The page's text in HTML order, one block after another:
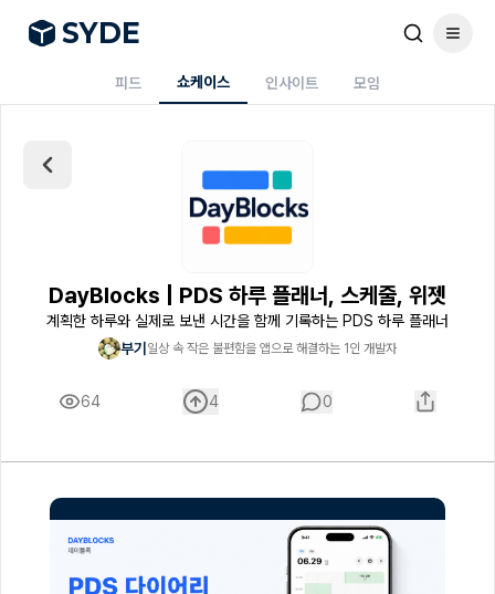
SYDE
피드 쇼케이스 인사이트 모임
DayBlocks | PDS 하루 플래너, 스케줄, 위젯
계획한 하루와 실제로 보낸 시간을 함께 기록하는 PDS 하루 플래너
부기일상 속 작은 불편함을 앱으로 해결하는 1인 개발자
64 4 0